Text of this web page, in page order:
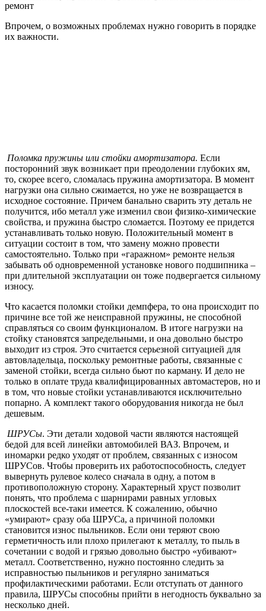
ремонт
Впрочем, о возможных проблемах нужно говорить в порядке
их важности.
Поломка пружины или стойки амортизатора. Если
посторонний звук возникает при преодолении глубоких ям,
то, скорее всего, сломалась пружина амортизатора. В момент
нагрузки она сильно сжимается, но уже не возвращается в
исходное состояние. Причем банально сварить эту деталь не
получится, ибо металл уже изменил свои физико-химические
свойства, и пружина быстро сломается. Поэтому ее придется
устанавливать только новую. Положительный момент в
ситуации состоит в том, что замену можно провести
самостоятельно. Только при «гаражном» ремонте нельзя
забывать об одновременной установке нового подшипника –
при длительной эксплуатации он тоже подвергается сильному
износу.
Что касается поломки стойки демпфера, то она происходит по
причине все той же неисправной пружины, не способной
справляться со своим функционалом. В итоге нагрузки на
стойку становятся запредельными, и она довольно быстро
выходит из строя. Это считается серьезной ситуацией для
автовладельца, поскольку ремонтные работы, связанные с
заменой стойки, всегда сильно бьют по карману. И дело не
только в оплате труда квалифицированных автомастеров, но и
в том, что новые стойки устанавливаются исключительно
попарно. А комплект такого оборудования никогда не был
дешевым.
ШРУСы. Эти детали ходовой части являются настоящей
бедой для всей линейки автомобилей ВАЗ. Впрочем, и
иномарки редко уходят от проблем, связанных с износом
ШРУСов. Чтобы проверить их работоспособность, следует
вывернуть рулевое колесо сначала в одну, а потом в
противоположную сторону. Характерный хруст позволит
понять, что проблема с шарнирами равных угловых
плоскостей все-таки имеется. К сожалению, обычно
«умирают» сразу оба ШРУСа, а причиной поломки
становится износ пыльников. Если они теряют свою
герметичность или плохо прилегают к металлу, то пыль в
сочетании с водой и грязью довольно быстро «убивают»
металл. Соответственно, нужно постоянно следить за
исправностью пыльников и регулярно заниматься
профилактическими работами. Если отступать от данного
правила, ШРУСы способны прийти в негодность буквально за
несколько дней.